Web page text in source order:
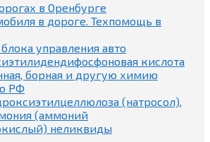
в Оренбурге
в дороге. Техпомощь в
управления авто
кислота
борная и другую химию
РФ
(натросол),
(аммоний
неликвиды